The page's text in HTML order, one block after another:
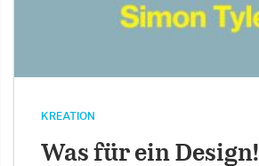
KREATION
Was für ein Design!